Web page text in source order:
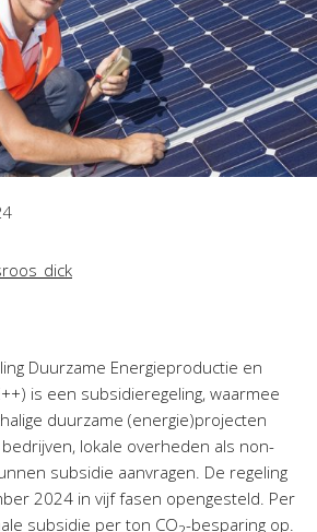
roos_dick
Duurzame Energieproductie en
is een subsidieregeling, waarmee
duurzame (energie)projecten
lokale overheden als non-
subsidie aanvragen. De regeling
2024 in vijf fasen opengesteld. Per
subsidie per ton CO -besparing op.